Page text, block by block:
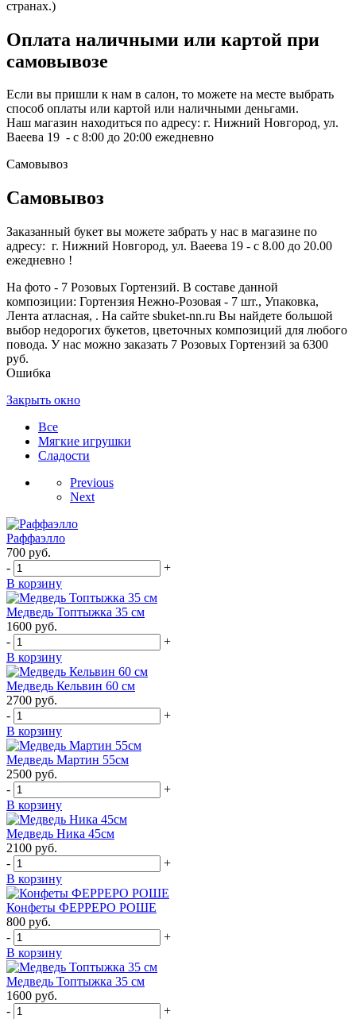
странах.)
Оплата наличными или картой при
самовывозе
Если вы пришли к нам в салон, то можете на месте выбрать
способ оплаты или картой или наличными деньгами.
Наш магазин находиться по адресу: г. Нижний Новгород, ул.
Ваеева 19 - с 8:00 до 20:00 ежедневно
Самовывоз
Самовывоз
Заказанный букет вы можете забрать у нас в магазине по
адресу: г. Нижний Новгород, ул. Ваеева 19 - с 8.00 до 20.00
ежедневно !
На фото - 7 Розовых Гортензий. В составе данной
композиции: Гортензия Нежно-Розовая - 7 шт., Упаковка,
Лента атласная, . На сайте sbuket-nn.ru Вы найдете большой
выбор недорогих букетов, цветочных композиций для любого
повода. У нас можно заказать 7 Розовых Гортензий за 6300
руб.
Ошибка
Закрыть окно
Все
Мягкие игрушки
Сладости
Previous
Next
Раффаэлло
700 руб.
-
+
В корзину
Медведь Топтыжка 35 см
1600 руб.
-
+
В корзину
Медведь Кельвин 60 см
2700 руб.
-
+
В корзину
Медведь Мартин 55см
2500 руб.
-
+
В корзину
Медведь Ника 45см
2100 руб.
-
+
В корзину
Конфеты ФЕРРЕРО РОШЕ
800 руб.
-
+
В корзину
Медведь Топтыжка 35 см
1600 руб.
-
+